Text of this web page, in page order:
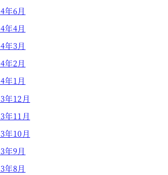
年6月
年4月
年3月
年2月
年1月
年12月
年11月
年10月
年9月
年8月